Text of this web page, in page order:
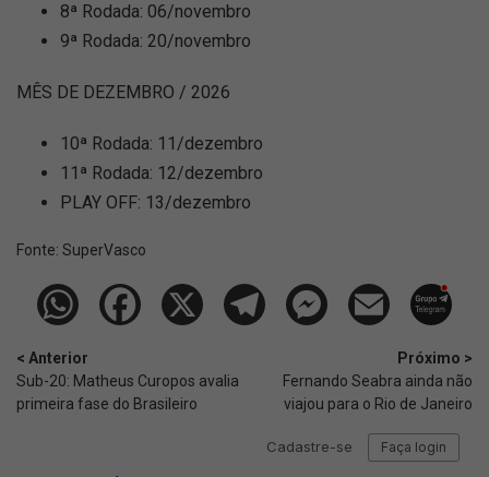
8ª Rodada: 06/novembro
9ª Rodada: 20/novembro
MÊS DE DEZEMBRO / 2026
10ª Rodada: 11/dezembro
11ª Rodada: 12/dezembro
PLAY OFF: 13/dezembro
Fonte: SuperVasco‎‎‎‎‎‎
< Anterior
Sub-20: Matheus Curopos avalia
primeira fase do Brasileiro
Próximo >
Fernando Seabra ainda não
viajou para o Rio de Janeiro